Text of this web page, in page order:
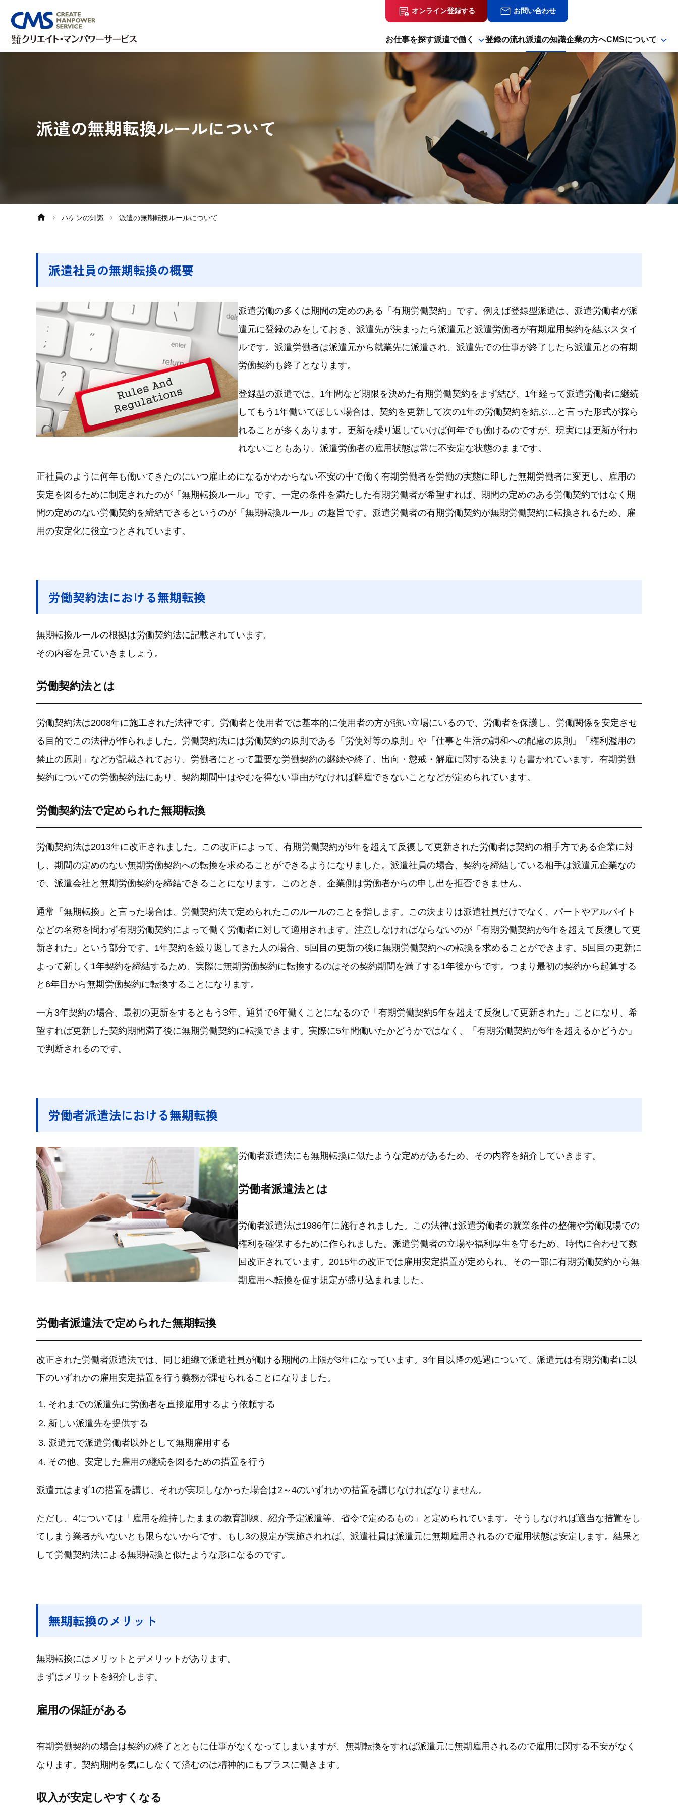
オンライン登録する お問い合わせ
お仕事を探す派遣で働く 登録の流れ派遣の知識企業の方へCMSについて
派遣の無期転換ルールについて
ハケンの知識 派遣の無期転換ルールについて
派遣社員の無期転換の概要
派遣労働の多くは期間の定めのある「有期労働契約」です。例えば登録型派遣は、派遣労働者が派
遣元に登録のみをしておき、派遣先が決まったら派遣元と派遣労働者が有期雇用契約を結ぶスタイ
ルです。派遣労働者は派遣元から就業先に派遣され、派遣先での仕事が終了したら派遣元との有期
労働契約も終了となります。
登録型の派遣では、1年間など期限を決めた有期労働契約をまず結び、1年経って派遣労働者に継続
してもう1年働いてほしい場合は、契約を更新して次の1年の労働契約を結ぶ…と言った形式が採ら
れることが多くあります。更新を繰り返していけば何年でも働けるのですが、現実には更新が行わ
れないこともあり、派遣労働者の雇用状態は常に不安定な状態のままです。
正社員のように何年も働いてきたのにいつ雇止めになるかわからない不安の中で働く有期労働者を労働の実態に即した無期労働者に変更し、雇用の
安定を図るために制定されたのが「無期転換ルール」です。一定の条件を満たした有期労働者が希望すれば、期間の定めのある労働契約ではなく期
間の定めのない労働契約を締結できるというのが「無期転換ルール」の趣旨です。派遣労働者の有期労働契約が無期労働契約に転換されるため、雇
用の安定化に役立つとされています。
労働契約法における無期転換
無期転換ルールの根拠は労働契約法に記載されています。
その内容を見ていきましょう。
労働契約法とは
労働契約法は2008年に施工された法律です。労働者と使用者では基本的に使用者の方が強い立場にいるので、労働者を保護し、労働関係を安定させ
る目的でこの法律が作られました。労働契約法には労働契約の原則である「労使対等の原則」や「仕事と生活の調和への配慮の原則」「権利濫用の
禁止の原則」などが記載されており、労働者にとって重要な労働契約の継続や終了、出向・懲戒・解雇に関する決まりも書かれています。有期労働
契約についての労働契約法にあり、契約期間中はやむを得ない事由がなければ解雇できないことなどが定められています。
労働契約法で定められた無期転換
労働契約法は2013年に改正されました。この改正によって、有期労働契約が5年を超えて反復して更新された労働者は契約の相手方である企業に対
し、期間の定めのない無期労働契約への転換を求めることができるようになりました。派遣社員の場合、契約を締結している相手は派遣元企業なの
で、派遣会社と無期労働契約を締結できることになります。このとき、企業側は労働者からの申し出を拒否できません。
通常「無期転換」と言った場合は、労働契約法で定められたこのルールのことを指します。この決まりは派遣社員だけでなく、パートやアルバイト
などの名称を問わず有期労働契約によって働く労働者に対して適用されます。注意しなければならないのが「有期労働契約が5年を超えて反復して更
新された」という部分です。1年契約を繰り返してきた人の場合、5回目の更新の後に無期労働契約への転換を求めることができます。5回目の更新に
よって新しく1年契約を締結するため、実際に無期労働契約に転換するのはその契約期間を満了する1年後からです。つまり最初の契約から起算する
と6年目から無期労働契約に転換することになります。
一方3年契約の場合、最初の更新をするともう3年、通算で6年働くことになるので「有期労働契約5年を超えて反復して更新された」ことになり、希
望すれば更新した契約期間満了後に無期労働契約に転換できます。実際に5年間働いたかどうかではなく、「有期労働契約が5年を超えるかどうか」
で判断されるのです。
労働者派遣法における無期転換
労働者派遣法にも無期転換に似たような定めがあるため、その内容を紹介していきます。
労働者派遣法とは
労働者派遣法は1986年に施行されました。この法律は派遣労働者の就業条件の整備や労働現場での
権利を確保するために作られました。派遣労働者の立場や福利厚生を守るため、時代に合わせて数
回改正されています。2015年の改正では雇用安定措置が定められ、その一部に有期労働契約から無
期雇用へ転換を促す規定が盛り込まれました。
労働者派遣法で定められた無期転換
改正された労働者派遣法では、同じ組織で派遣社員が働ける期間の上限が3年になっています。3年目以降の処遇について、派遣元は有期労働者に以
下のいずれかの雇用安定措置を行う義務が課せられることになりました。
それまでの派遣先に労働者を直接雇用するよう依頼する
新しい派遣先を提供する
派遣元で派遣労働者以外として無期雇用する
その他、安定した雇用の継続を図るための措置を行う
派遣元はまず1の措置を講じ、それが実現しなかった場合は2～4のいずれかの措置を講じなければなりません。
ただし、4については「雇用を維持したままの教育訓練、紹介予定派遣等、省令で定めるもの」と定められています。そうしなければ適当な措置をし
てしまう業者がいないとも限らないからです。もし3の規定が実施されれば、派遣社員は派遣元に無期雇用されるので雇用状態は安定します。結果と
して労働契約法による無期転換と似たような形になるのです。
無期転換のメリット
無期転換にはメリットとデメリットがあります。
まずはメリットを紹介します。
雇用の保証がある
有期労働契約の場合は契約の終了とともに仕事がなくなってしまいますが、無期転換をすれば派遣元に無期雇用されるので雇用に関する不安がなく
なります。契約期間を気にしなくて済むのは精神的にもプラスに働きます。
収入が安定しやすくなる